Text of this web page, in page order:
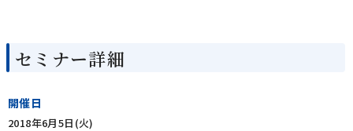
セミナー詳細
開催日
2018年6月5日(火)